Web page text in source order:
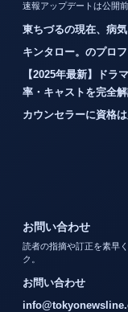
速報アップデートは公開
東ちづるの現在、病
キンタロー。のプロ
【2025年最新】ドラ
率・キャストを完全解
カウンセラーに資格
お問い合わせ
読者の指摘や訂正を素早
ク。
お問い合わせ